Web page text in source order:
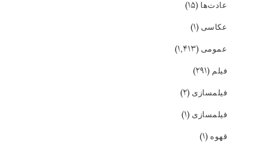
عادت‌ها (۱۵)
عکاسی (۱)
عمومی (۱,۴۱۳)
فیلم (۲۹۱)
فیلمسازی (۲)
فیلمسازی (۱)
قهوه (۱)